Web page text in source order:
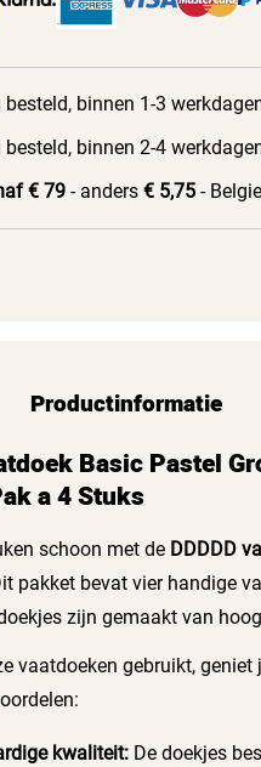
binnen 1-3
binnen 2-4
€ 79 - anders € 5,75 -
Productinformatie
Basic Pastel
a 4 Stuks
schoon met de DDDDD
pakket bevat vier handige
zijn gemaakt van
vaatdoeken gebruikt, geniet
kwaliteit: De doekjes